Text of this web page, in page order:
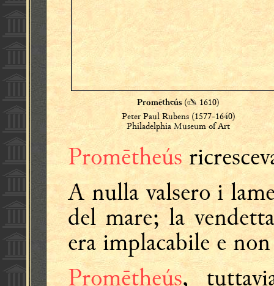
Promētheús (✍1610)
Peter Paul Rubens (1577-1640)
Philadelphia Museum of Art
Promētheús
A nulla valsero i
del mare; la
era implacabile e
Promētheús,